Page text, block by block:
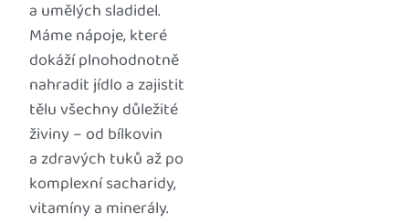
a umělých sladidel.
Máme nápoje, které
dokáží plnohodnotně
nahradit jídlo a zajistit
tělu všechny důležité
živiny – od bílkovin
a zdravých tuků až po
komplexní sacharidy,
vitamíny a minerály.